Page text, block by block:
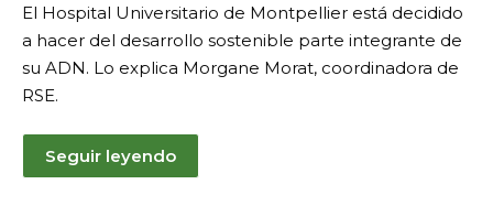
El Hospital Universitario de Montpellier está decidido
a hacer del desarrollo sostenible parte integrante de
su ADN. Lo explica Morgane Morat, coordinadora de
RSE.
Seguir leyendo